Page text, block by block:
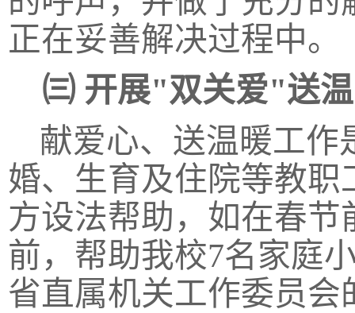
正在妥善解决过程中。
㈢ 开展"双关爱"送
献爱心、送温暖工作
婚、生育及住院等教
方设法帮助，如在春节
前，帮助我校7名家庭
省直属机关工作委员会